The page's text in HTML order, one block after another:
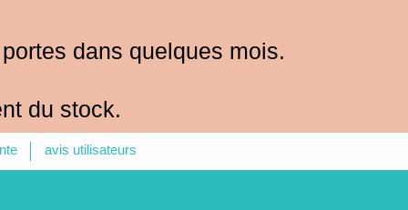
dans quelques mois.
du stock.
avis utilisateurs